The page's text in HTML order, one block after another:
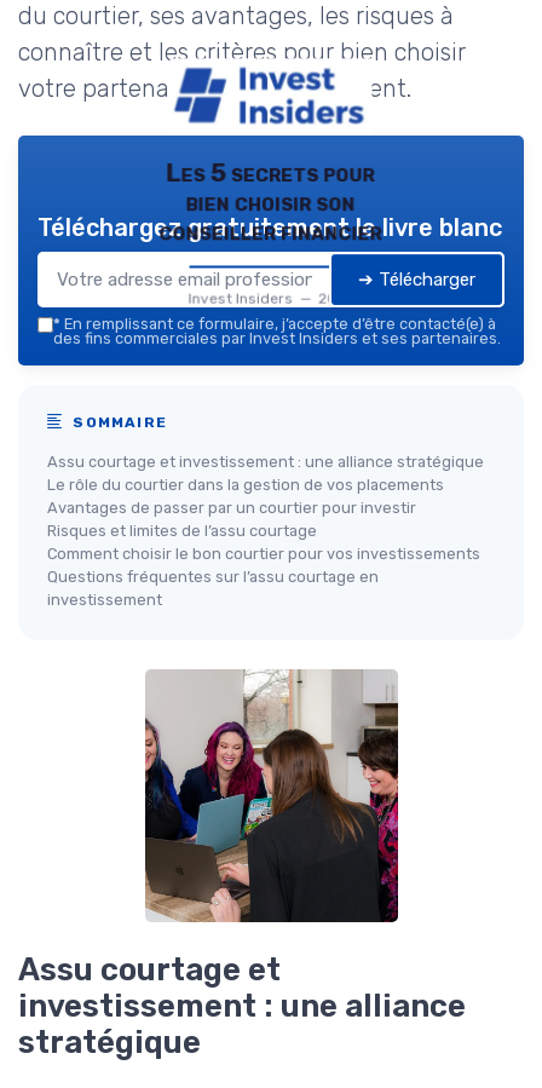
du courtier, ses avantages, les risques à
connaître et les critères pour bien choisir
votre partenaire en investissement.
Les 5 secrets pour
bien choisir son
conseiller financier
Invest Insiders — 2026
Téléchargez gratuitement le livre blanc
➔ Télécharger
* En remplissant ce formulaire, j’accepte d’être contacté(e) à
des fins commerciales par Invest Insiders et ses partenaires.
SOMMAIRE
Assu courtage et investissement : une alliance stratégique
Le rôle du courtier dans la gestion de vos placements
Avantages de passer par un courtier pour investir
Risques et limites de l’assu courtage
Comment choisir le bon courtier pour vos investissements
Questions fréquentes sur l’assu courtage en
investissement
Assu courtage et
investissement : une alliance
stratégique